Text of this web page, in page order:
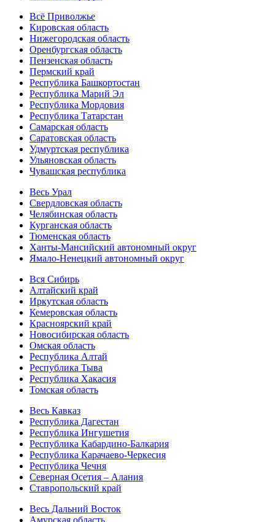
Всё Приволжье
Кировская область
Нижегородская область
Оренбургская область
Пензенская область
Пермский край
Республика Башкортостан
Республика Марий Эл
Республика Мордовия
Республика Татарстан
Самарская область
Саратовская область
Удмуртская республика
Ульяновская область
Чувашская республика
Весь Урал
Свердловская область
Челябинская область
Курганская область
Тюменская область
Ханты-Мансийский автономный округ
Ямало-Ненецкий автономный округ
Вся Сибирь
Алтайский край
Иркутская область
Кемеровская область
Красноярский край
Новосибирская область
Омская область
Республика Алтай
Республика Тыва
Республика Хакасия
Томская область
Весь Кавказ
Республика Дагестан
Республика Ингушетия
Республика Кабардино-Балкария
Республика Карачаево-Черкесия
Республика Чечня
Северная Осетия – Алания
Ставропольский край
Весь Дальний Восток
Амурская область